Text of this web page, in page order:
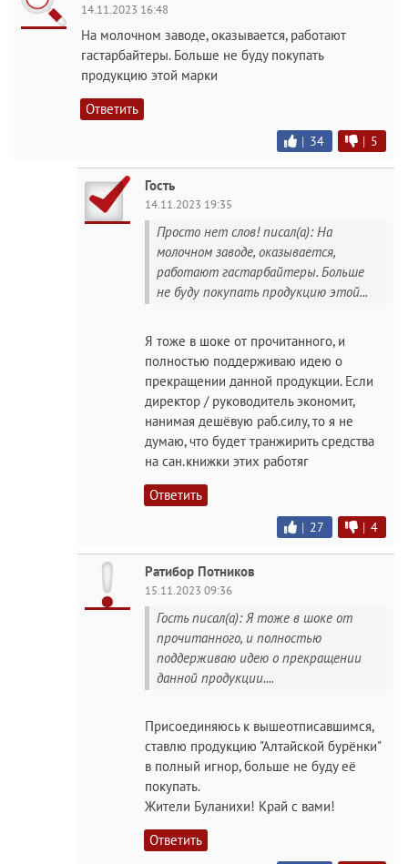
14.11.2023 16:48
На молочном заводе, оказывается, работают
гастарбайтеры. Больше не буду покупать
продукцию этой марки
Ответить
| 34 | 5
Гость
14.11.2023 19:35
Просто нет слов! писал(а): На
молочном заводе, оказывается,
работают гастарбайтеры. Больше
не буду покупать продукцию этой...
Я тоже в шоке от прочитанного, и
полностью поддерживаю идею о
прекращении данной продукции. Если
директор / руководитель экономит,
нанимая дешёвую раб.силу, то я не
думаю, что будет транжирить средства
на сан.книжки этих работяг
Ответить
| 27 | 4
Ратибор Потников
15.11.2023 09:36
Гость писал(а): Я тоже в шоке от
прочитанного, и полностью
поддерживаю идею о прекращении
данной продукции....
Присоединяюсь к вышеотписавшимся,
ставлю продукцию "Алтайской бурёнки"
в полный игнор, больше не буду её
покупать.
Жители Буланихи! Край с вами!
Ответить